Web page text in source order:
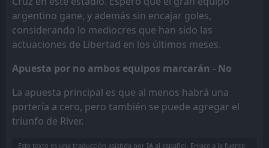
argentino gane, y además sin encajar goles,
considerando lo mediocres que han sido las
actuaciones de Libertad en los últimos meses.
Apuesta por no ambos equipos marcarán - No
La apuesta principal es que al menos habrá una
portería a cero, pero también se puede agregar el
triunfo de River.
Este texto es una traducción asistida por IA al español. Enlace a la fuente